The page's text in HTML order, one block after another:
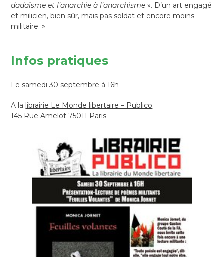
dadaïsme et l’anarchie à l’anarchisme ». D’un art engagé
et milicien, bien sûr, mais pas soldat et encore moins
militaire. »
Infos pratiques
Le samedi 30 septembre à 16h
A la librairie Le Monde libertaire – Publico
145 Rue Amelot 75011 Paris